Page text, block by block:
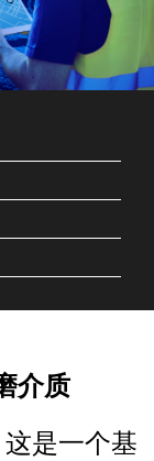
介质
是一个基